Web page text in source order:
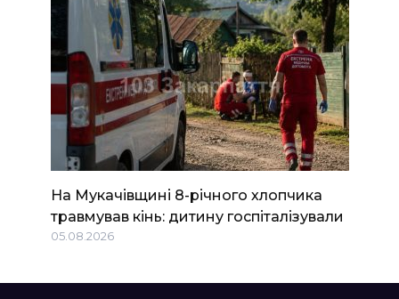
На Мукачівщині 8-річного хлопчика
травмував кінь: дитину госпіталізували
05.08.2026